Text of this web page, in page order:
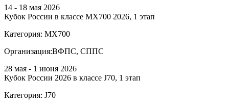
14 - 18 мая 2026
Кубок России в классе MX700 2026, 1 этап
Категория: МХ700
Организация:ВФПС, СППС
28 мая - 1 июня 2026
Кубок России 2026 в классе J70, 1 этап
Категория: J70